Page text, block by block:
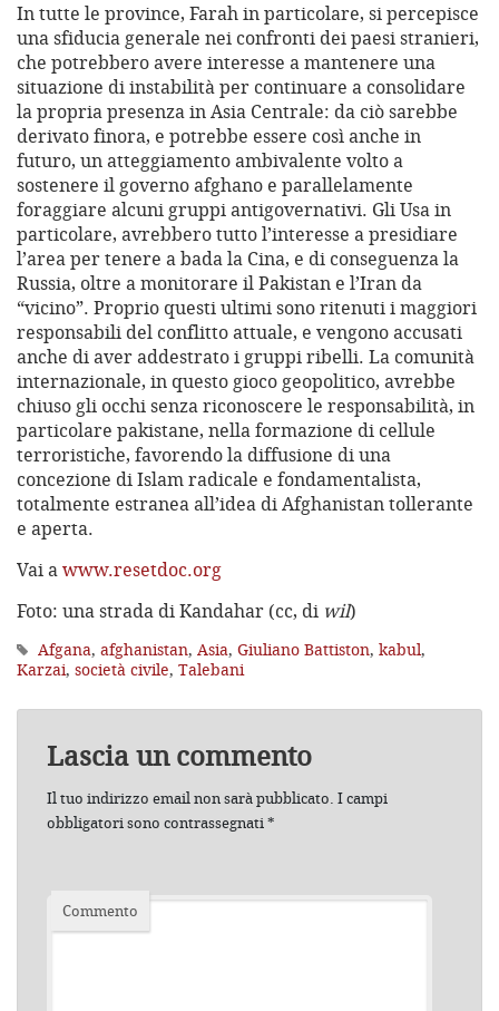
In tutte le province, Farah in particolare, si percepisce
una sfiducia generale nei confronti dei paesi stranieri,
che potrebbero avere interesse a mantenere una
situazione di instabilità per continuare a consolidare
la propria presenza in Asia Centrale: da ciò sarebbe
derivato finora, e potrebbe essere così anche in
futuro, un atteggiamento ambivalente volto a
sostenere il governo afghano e parallelamente
foraggiare alcuni gruppi antigovernativi. Gli Usa in
particolare, avrebbero tutto l’interesse a presidiare
l’area per tenere a bada la Cina, e di conseguenza la
Russia, oltre a monitorare il Pakistan e l’Iran da
“vicino”. Proprio questi ultimi sono ritenuti i maggiori
responsabili del conflitto attuale, e vengono accusati
anche di aver addestrato i gruppi ribelli. La comunità
internazionale, in questo gioco geopolitico, avrebbe
chiuso gli occhi senza riconoscere le responsabilità, in
particolare pakistane, nella formazione di cellule
terroristiche, favorendo la diffusione di una
concezione di Islam radicale e fondamentalista,
totalmente estranea all’idea di Afghanistan tollerante
e aperta.
Vai awww.resetdoc.org
Foto: una strada di Kandahar (cc, di wil)
Afgana, afghanistan, Asia, Giuliano Battiston, kabul,
Karzai, società civile, Talebani
Lascia un commento
Il tuo indirizzo email non sarà pubblicato. I campi
obbligatori sono contrassegnati*
Commento